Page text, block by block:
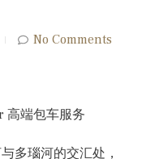
No Comments
高端包车服务
多瑙河的交汇处，